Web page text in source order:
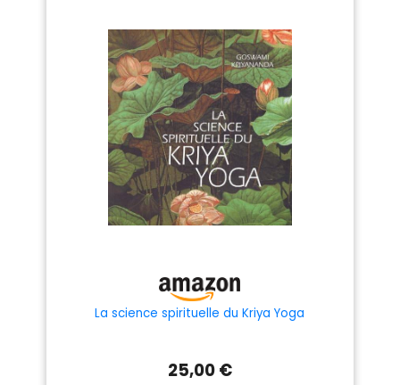
La science spirituelle du Kriya Yoga
25,00 €